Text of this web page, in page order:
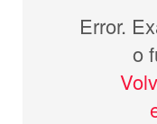
Error.
o